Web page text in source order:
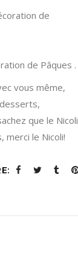
de
de Pâques .
vous même,
que le Nicoli
merci le Nicoli!